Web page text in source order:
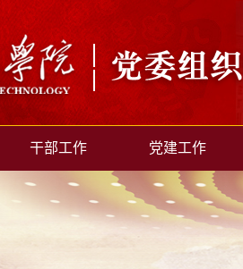
干部工作 党建工作